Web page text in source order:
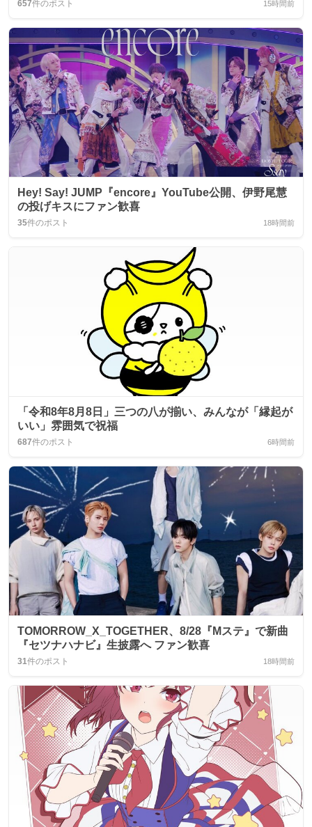
657件のポスト 15時間前
Hey! Say! JUMP『encore』YouTube公開、伊野尾慧
の投げキスにファン歓喜
35件のポスト 18時間前
「令和8年8月8日」三つの八が揃い、みんなが「縁起が
いい」雰囲気で祝福
687件のポスト 6時間前
TOMORROW_X_TOGETHER、8/28『Mステ』で新曲
『セツナハナビ』生披露へ ファン歓喜
31件のポスト 18時間前